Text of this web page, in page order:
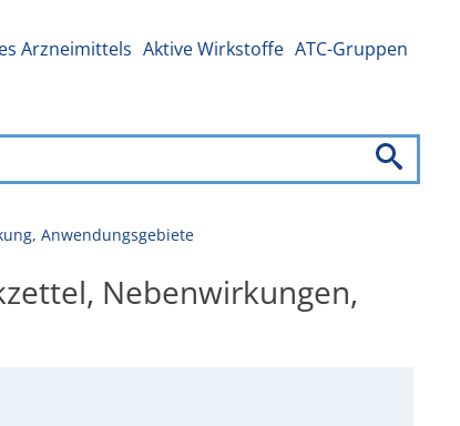
Arzneimittels Aktive Wirkstoffe ATC-Gruppen
Anwendungsgebiete
Nebenwirkungen,